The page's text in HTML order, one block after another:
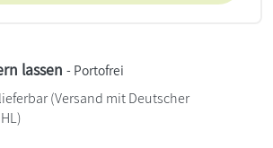
lassen - Portofrei
(Versand mit Deutscher